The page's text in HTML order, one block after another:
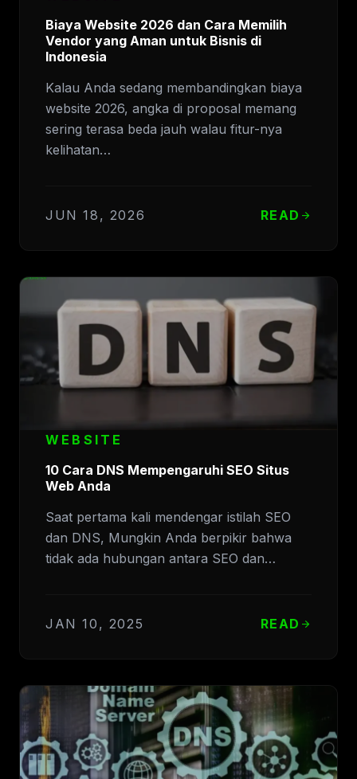
Biaya Website 2026 dan Cara Memilih
Vendor yang Aman untuk Bisnis di
Indonesia
Kalau Anda sedang membandingkan biaya
website 2026, angka di proposal memang
sering terasa beda jauh walau fitur-nya
kelihatan…
JUN 18, 2026 READ arrow_forward
WEBSITE
10 Cara DNS Mempengaruhi SEO Situs
Web Anda
Saat pertama kali mendengar istilah SEO
dan DNS, Mungkin Anda berpikir bahwa
tidak ada hubungan antara SEO dan…
JAN 10, 2025 READ arrow_forward